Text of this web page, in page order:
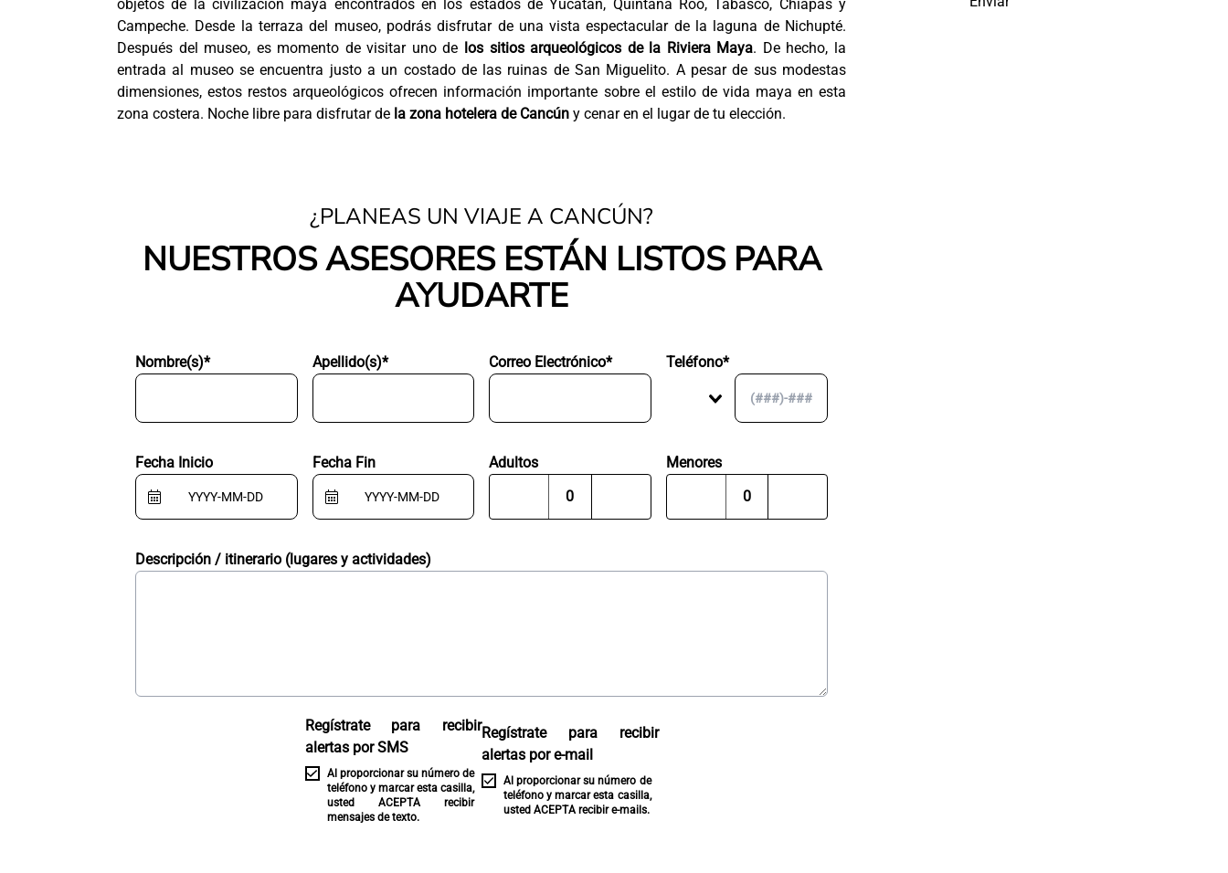
objetos de la civilización maya encontrados en los estados de Yucatán, Quintana Roo, Tabasco, Chiapas y
Campeche. Desde la terraza del museo, podrás disfrutar de una vista espectacular de la laguna de Nichupté.
Después del museo, es momento de visitar uno de los sitios arqueológicos de la Riviera Maya. De hecho, la
entrada al museo se encuentra justo a un costado de las ruinas de San Miguelito. A pesar de sus modestas
dimensiones, estos restos arqueológicos ofrecen información importante sobre el estilo de vida maya en esta
zona costera. Noche libre para disfrutar de la zona hotelera de Cancún y cenar en el lugar de tu elección.
¿PLANEAS UN VIAJE A CANCÚN?
NUESTROS ASESORES ESTÁN LISTOS PARA
AYUDARTE
Nombre(s)* Apellido(s)* Correo Electrónico* Teléfono*
Fecha Inicio Fecha Fin Adultos Menores
Descripción / itinerario (lugares y actividades)
Regístrate para recibir
alertas por SMS
Al proporcionar su número de
teléfono y marcar esta casilla,
usted ACEPTA recibir
mensajes de texto.
Regístrate para recibir
alertas por e-mail
Al proporcionar su número de
teléfono y marcar esta casilla,
usted ACEPTA recibir e-mails.